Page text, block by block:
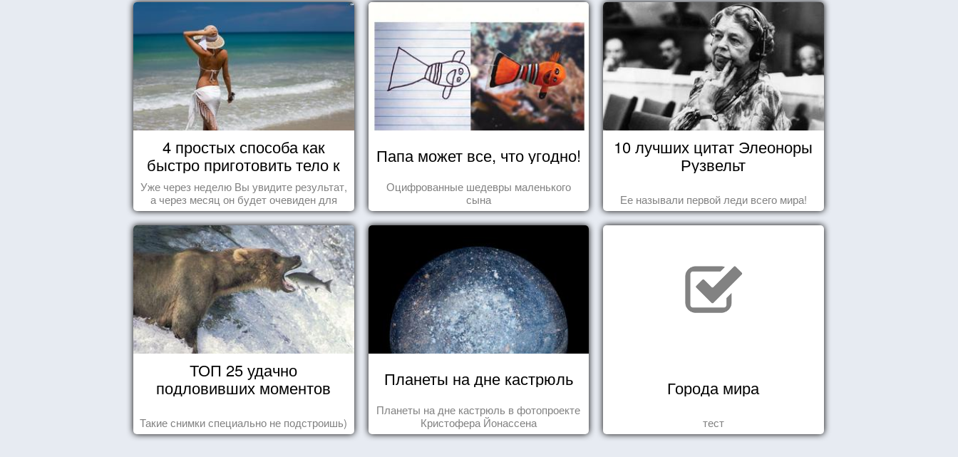
4 простых способа как
быстро приготовить тело к
морю
Уже через неделю Вы увидите результат,
а через месяц он будет очевиден для
всех!
Папа может все, что угодно!
Оцифрованные шедевры маленького
сына
10 лучших цитат Элеоноры
Рузвельт
Ее называли первой леди всего мира!
ТОП 25 удачно
подловивших моментов
Такие снимки специально не подстроишь)
Планеты на дне кастрюль
Планеты на дне кастрюль в фотопроекте
Кристофера Йонассена
Города мира
тест